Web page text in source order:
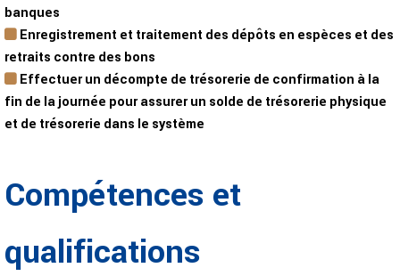
banques
Enregistrement et traitement des dépôts en espèces et des
retraits contre des bons
Effectuer un décompte de trésorerie de confirmation à la
fin de la journée pour assurer un solde de trésorerie physique
et de trésorerie dans le système
Compétences et
qualifications